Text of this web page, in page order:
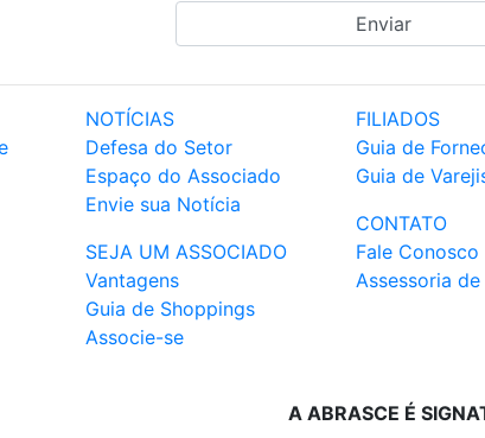
NOTÍCIAS
Defesa do Setor
Espaço do Associado
Envie sua Notícia
SEJA UM ASSOCIADO
Vantagens
Guia de Shoppings
Associe-se
FILIADOS
Guia de
Guia de
CONTATO
Fale Conosco
Assessoria
A ABRASCE É